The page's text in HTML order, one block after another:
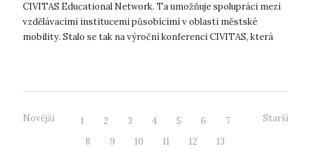
CIVITAS Educational Network. Ta umožňuje spolupráci mezi
vzdělávacími institucemi působícími v oblasti městské
mobility. Stalo se tak na výroční konferenci CIVITAS, která
Novější 1 2 3 4 5 6
7
8
9 10 11 12
13
Starší